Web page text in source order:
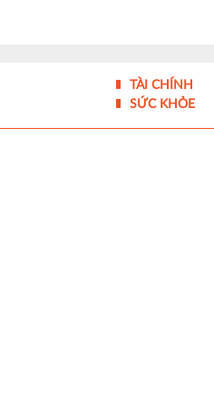
TÀI CHÍNH
SỨC KHỎE